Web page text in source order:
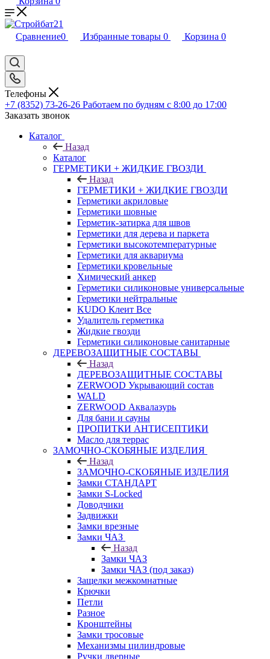
Сравнение0 Избранные товары 0 Корзина 0
Телефоны
+7 (8352) 73-26-26 Работаем по будням с 8:00 до 17:00
Заказать звонок
Каталог
Назад
Каталог
ГЕРМЕТИКИ + ЖИДКИЕ ГВОЗДИ
Назад
ГЕРМЕТИКИ + ЖИДКИЕ ГВОЗДИ
Герметики акриловые
Герметики шовные
Герметик-затирка для швов
Герметики для дерева и паркета
Герметики высокотемпературные
Герметики для аквариума
Герметики кровельные
Химический анкер
Герметики силиконовые универсальные
Герметики нейтральные
KUDO Клеит Все
Удалитель герметика
Жидкие гвозди
Герметики силиконовые санитарные
ДЕРЕВОЗАЩИТНЫЕ СОСТАВЫ
Назад
ДЕРЕВОЗАЩИТНЫЕ СОСТАВЫ
ZERWOOD Укрывающий состав
WALD
ZERWOOD Аквалазурь
Для бани и сауны
ПРОПИТКИ АНТИСЕПТИКИ
Масло для террас
ЗАМОЧНО-СКОБЯНЫЕ ИЗДЕЛИЯ
Назад
ЗАМОЧНО-СКОБЯНЫЕ ИЗДЕЛИЯ
Замки СТАНДАРТ
Замки S-Locked
Доводчики
Задвижки
Замки врезные
Замки ЧАЗ
Назад
Замки ЧАЗ
Замки ЧАЗ (под заказ)
Защелки межкомнатные
Крючки
Петли
Разное
Кронштейны
Замки тросовые
Механизмы цилиндровые
Ручки дверные